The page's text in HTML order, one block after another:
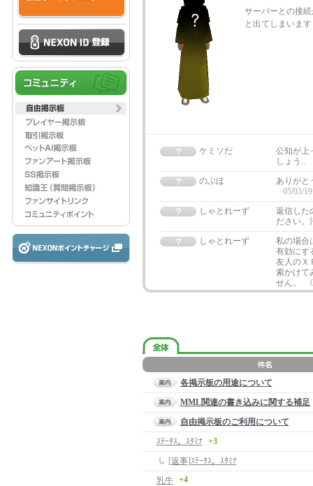
サーバーとの接
と出てしまいま
ケミソだ
公知が上
しょう..
のぶほ
ありがと
05/03/
しゃとれーず
返信した
ださい。
しゃとれーず
私の場合
有効にす
友人のＸ
索かけて
せん。
各掲示板の用途について
MML関連の書き込みに関する補足
自由掲示板のご利用について
ｽﾃｰﾀｽ。ｽﾀﾐﾅ
+3
[返事]ｽﾃｰﾀｽ。ｽﾀﾐﾅ
乳牛
+4